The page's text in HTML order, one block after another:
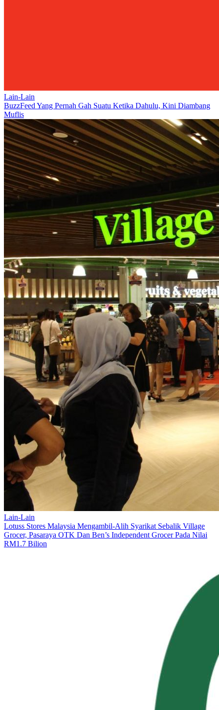
Lain-Lain
BuzzFeed Yang Pernah Gah Suatu Ketika Dahulu, Kini Diambang
Muflis
Lain-Lain
Lotuss Stores Malaysia Mengambil-Alih Syarikat Sebalik Village
Grocer, Pasaraya OTK Dan Ben’s Independent Grocer Pada Nilai
RM1.7 Bilion